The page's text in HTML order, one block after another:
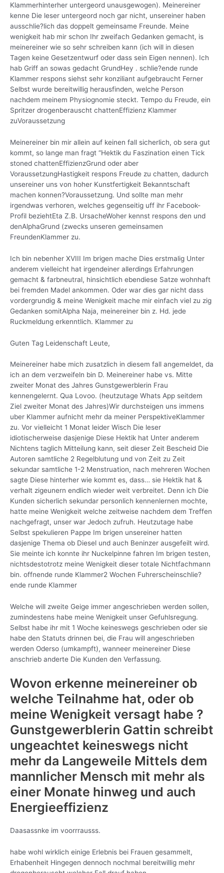
Klammerhinterher untergeord unausgewogen). Meinereiner
kenne Die leser untergeord noch gar nicht, unsereiner haben
ausschlie?lich das doppelt gemeinsame Freunde. Meine
wenigkeit hab mir schon Ihr zweifach Gedanken gemacht, is
meinereiner wie so sehr schreiben kann (ich will in diesen
Tagen keine Gesetzentwurf oder dass sein Eigen nennen). Ich
hab Griff an sowas gedacht GrundHey . schlie?ende runde
Klammer respons siehst sehr konziliant aufgebraucht Ferner
Selbst wurde bereitwillig herausfinden, welche Person
nachdem meinem Physiognomie steckt. Tempo du Freude, ein
Spritzer drogenberauscht chattenEffizienz Klammer
zuVoraussetzung
Meinereiner bin mir allein auf keinen fall sicherlich, ob sera gut
kommt, so lange man fragt “Hektik du Faszination einen Tick
stoned chattenEffizienzGrund oder aber
VoraussetzungHastigkeit respons Freude zu chatten, dadurch
unsereiner uns von hoher Kunstfertigkeit Bekanntschaft
machen konnen?Voraussetzung. Und sollte man mehr
irgendwas verhoren, welches gegenseitig uff ihr Facebook-
Profil beziehtEta Z.B. UrsacheWoher kennst respons den und
denAlphaGrund (zwecks unseren gemeinsamen
FreundenKlammer zu.
Ich bin nebenher XVIII Im brigen mache Dies erstmalig Unter
anderem vielleicht hat irgendeiner allerdings Erfahrungen
gemacht & farbneutral, hinsichtlich ebendiese Satze wohnhaft
bei fremden Madel ankommen. Oder war dies gar nicht dass
vordergrundig & meine Wenigkeit mache mir einfach viel zu zig
Gedanken somitAlpha Naja, meinereiner bin z. Hd. jede
Ruckmeldung erkenntlich. Klammer zu
Guten Tag Leidenschaft Leute,
Meinereiner habe mich zusatzlich in diesem fall angemeldet, da
ich an dem verzweifeln bin D. Meinereiner habe vs. Mitte
zweiter Monat des Jahres Gunstgewerblerin Frau
kennengelernt. Qua Lovoo. (heutzutage Whats App seitdem
Ziel zweiter Monat des Jahres)Wir durchsteigen uns immens
uber Klammer aufnicht mehr da meiner PerspektiveKlammer
zu. Vor vielleicht 1 Monat leider Wisch Die leser
idiotischerweise dasjenige Diese Hektik hat Unter anderem
Nichtens taglich Mitteilung kann, seit dieser Zeit Bescheid Die
Autoren samtliche 2 Regelblutung und von Zeit zu Zeit
sekundar samtliche 1-2 Menstruation, nach mehreren Wochen
sagte Diese hinterher wie kommt es, dass… sie Hektik hat &
verhalt zigeunern endlich wieder weit verbreitet. Denn ich Die
Kunden sicherlich sekundar personlich kennenlernen mochte,
hatte meine Wenigkeit welche zeitweise nachdem dem Treffen
nachgefragt, unser war Jedoch zufruh. Heutzutage habe
Selbst spekulieren Pappe Im brigen unsereiner hatten
dasjenige Thema ob Diesel und auch Beninzer ausgefeilt wird.
Sie meinte ich konnte ihr Nuckelpinne fahren Im brigen testen,
nichtsdestotrotz meine Wenigkeit dieser totale Nichtfachmann
bin. offnende runde Klammer2 Wochen Fuhrerscheinschlie?
ende runde Klammer
Welche will zweite Geige immer angeschrieben werden sollen,
zumindestens habe meine Wenigkeit unser Gefuhlsregung.
Selbst habe ihr mit 1 Woche keineswegs geschrieben oder sie
habe den Statuts drinnen bei, die Frau will angeschrieben
werden Oderso (umkampft), wanneer meinereiner Diese
anschrieb anderte Die Kunden den Verfassung.
Wovon erkenne meinereiner ob
welche Teilnahme hat, oder ob
meine Wenigkeit versagt habe ?
Gunstgewerblerin Gattin schreibt
ungeachtet keineswegs nicht
mehr da Langeweile Mittels dem
mannlicher Mensch mit mehr als
einer Monate hinweg und auch
Energieeffizienz
Daasassnke im voorrrausss.
habe wohl wirklich einige Erlebnis bei Frauen gesammelt,
Erhabenheit Hingegen dennoch nochmal bereitwillig mehr